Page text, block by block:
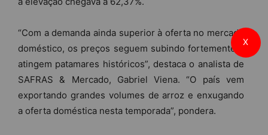
“Com a demanda ainda superior à oferta no mercado
doméstico, os preços seguem subindo fortemente e
atingem patamares históricos”, destaca o analista de
SAFRAS & Mercado, Gabriel Viena. “O país vem
exportando grandes volumes de arroz e enxugando
a oferta doméstica nesta temporada”, pondera.
X